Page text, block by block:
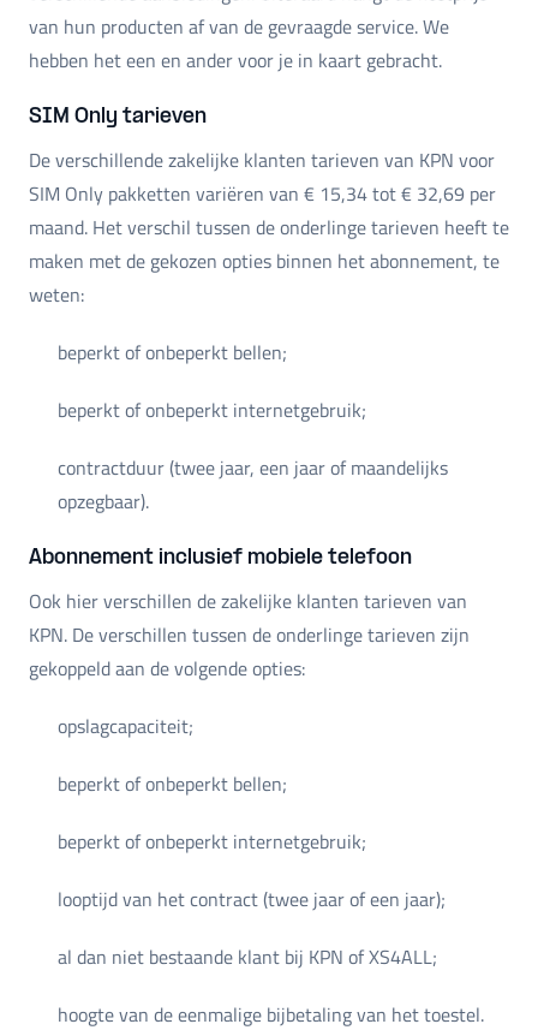
van hun producten af van de gevraagde service. We
hebben het een en ander voor je in kaart gebracht.
SIM Only tarieven
De verschillende zakelijke klanten tarieven van KPN voor
SIM Only pakketten variëren van € 15,34 tot € 32,69 per
maand. Het verschil tussen de onderlinge tarieven heeft te
maken met de gekozen opties binnen het abonnement, te
weten:
beperkt of onbeperkt bellen;
beperkt of onbeperkt internetgebruik;
contractduur (twee jaar, een jaar of maandelijks
opzegbaar).
Abonnement inclusief mobiele telefoon
Ook hier verschillen de zakelijke klanten tarieven van
KPN. De verschillen tussen de onderlinge tarieven zijn
gekoppeld aan de volgende opties:
opslagcapaciteit;
beperkt of onbeperkt bellen;
beperkt of onbeperkt internetgebruik;
looptijd van het contract (twee jaar of een jaar);
al dan niet bestaande klant bij KPN of XS4ALL;
hoogte van de eenmalige bijbetaling van het toestel.